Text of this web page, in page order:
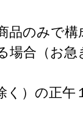
のみで構
合（お急
）の正午